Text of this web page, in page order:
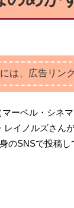
は、広告リン
ーベル・シネ
イノルズさん
のSNSで投稿し